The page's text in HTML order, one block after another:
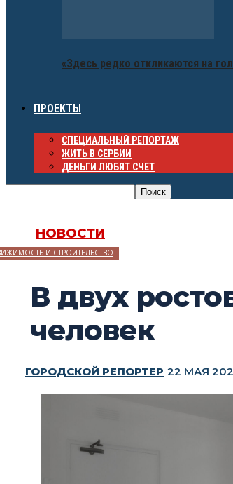
«Здесь редко откликаются на
ПРОЕКТЫ
СПЕЦИАЛЬНЫЙ РЕПОРТАЖ
ЖИТЬ В СЕРБИИ
ДЕНЬГИ ЛЮБЯТ СЧЕТ
НОВОСТИ
И СТРОИТЕЛЬСТВО
В двух
человек
ГОРОДСКОЙ РЕПОРТЕР 22 МАЯ